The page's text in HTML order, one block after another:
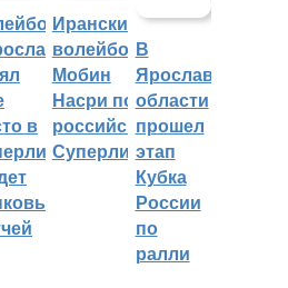
в
Иранский
волейболист
Мобин
Насри покинет
российскую
Суперлигу
В
Ярославской
области
прошел
этап
Кубка
России
по
ралли